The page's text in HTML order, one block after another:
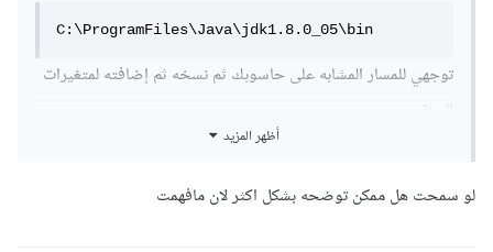
C:\ProgramFiles\Java\jdk1.8.0_05\bin
توجهي للمسار المشابه على حاسوبك ثم نسخه ثم إضافته لمتغيرات
البيئة.
أظهر المزيد
لو سمحت هل ممكن توضحه بشكل اكثر لان مافهمت